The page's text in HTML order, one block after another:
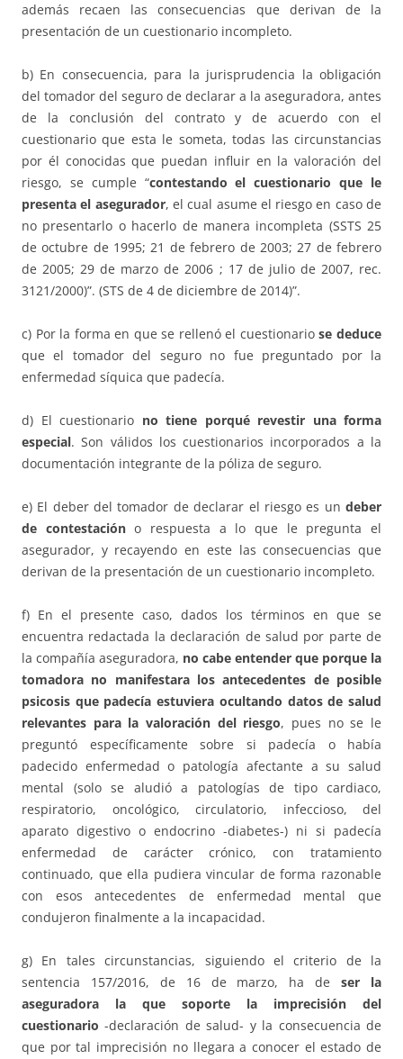
además recaen las consecuencias que derivan de la
presentación de un cuestionario incompleto.
b) En consecuencia, para la jurisprudencia la obligación
del tomador del seguro de declarar a la aseguradora, antes
de la conclusión del contrato y de acuerdo con el
cuestionario que esta le someta, todas las circunstancias
por él conocidas que puedan influir en la valoración del
riesgo, se cumple “contestando el cuestionario que le
presenta el asegurador, el cual asume el riesgo en caso de
no presentarlo o hacerlo de manera incompleta (SSTS 25
de octubre de 1995; 21 de febrero de 2003; 27 de febrero
de 2005; 29 de marzo de 2006 ; 17 de julio de 2007, rec.
3121/2000)”. (STS de 4 de diciembre de 2014)”.
c) Por la forma en que se rellenó el cuestionariose deduce
que el tomador del seguro no fue preguntado por la
enfermedad síquica que padecía.
d) El cuestionario no tiene porqué revestir una forma
especial. Son válidos los cuestionarios incorporados a la
documentación integrante de la póliza de seguro.
e) El deber del tomador de declarar el riesgo es un deber
de contestacióno respuesta a lo que le pregunta el
asegurador, y recayendo en este las consecuencias que
derivan de la presentación de un cuestionario incompleto.
f) En el presente caso, dados los términos en que se
encuentra redactada la declaración de salud por parte de
la compañía aseguradora, no cabe entender que porque la
tomadora no manifestara los antecedentes de posible
psicosis que padecía estuviera ocultando datos de salud
relevantes para la valoración del riesgo, pues no se le
preguntó específicamente sobre si padecía o había
padecido enfermedad o patología afectante a su salud
mental (solo se aludió a patologías de tipo cardiaco,
respiratorio, oncológico, circulatorio, infeccioso, del
aparato digestivo o endocrino -diabetes-) ni si padecía
enfermedad de carácter crónico, con tratamiento
continuado, que ella pudiera vincular de forma razonable
con esos antecedentes de enfermedad mental que
condujeron finalmente a la incapacidad.
g) En tales circunstancias, siguiendo el criterio de la
sentencia 157/2016, de 16 de marzo, ha deser la
aseguradora la que soporte la imprecisión del
cuestionario -declaración de salud- y la consecuencia de
que por tal imprecisión no llegara a conocer el estado de